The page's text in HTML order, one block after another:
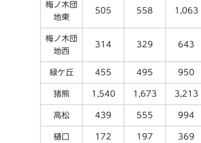
梅ノ木団
地東
505 558 1,063
梅ノ木団
地西
314 329 643
緑ケ丘 455 495 950
猪熊 1,540 1,673 3,213
高松 439 555 994
樋口 172 197 369